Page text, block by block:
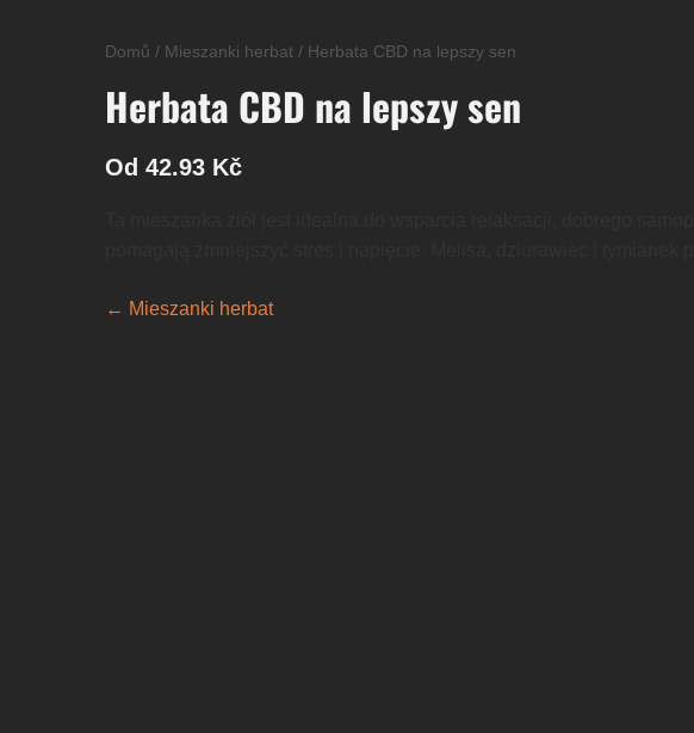
Domů / Mieszanki herbat / Herbata CBD na lepszy sen
Herbata CBD na lepszy sen
Od 42.93 Kč
← Mieszanki herbat